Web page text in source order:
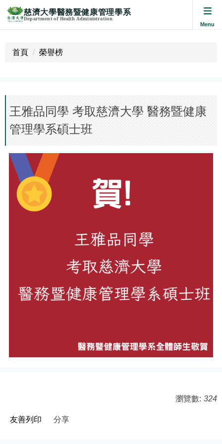
容
區
慈濟大學醫務暨健康管理學系
Department of Health Administration
首頁 榮譽榜
王雅品同學 考取慈濟大學 醫務暨健康
管理學系碩士班
瀏覽數: 324
友善列印 分享